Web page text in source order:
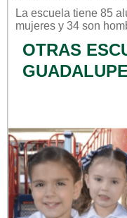
La escuela tiene 85
mujeres y 34 son
OTRAS
GUADALUPE